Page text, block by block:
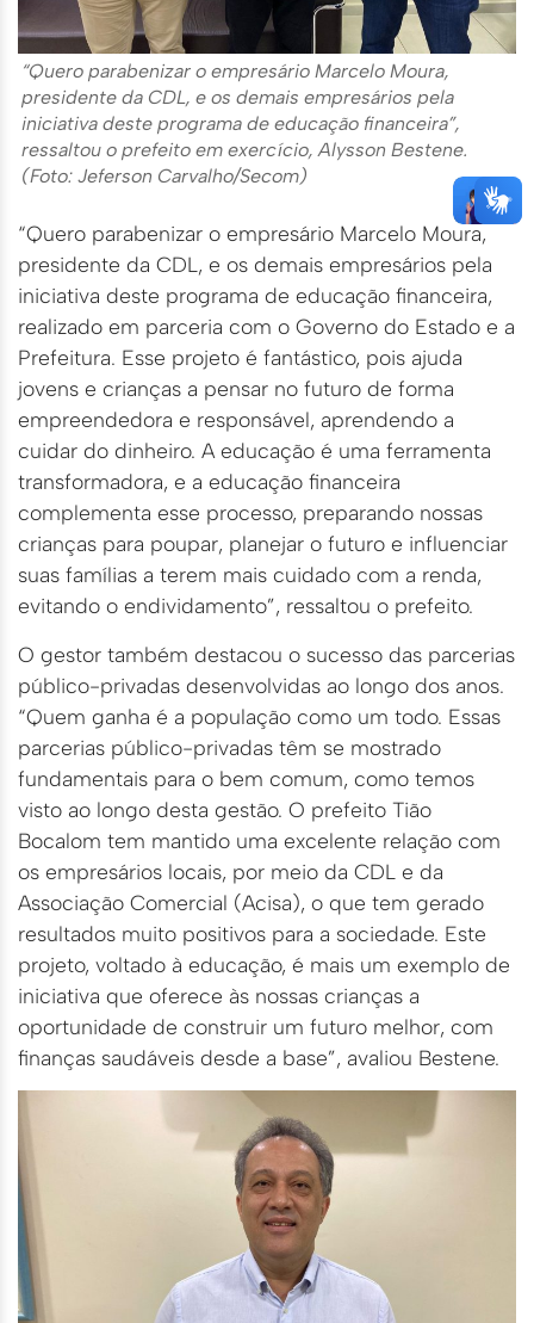
“Quero parabenizar o empresário Marcelo Moura,
presidente da CDL, e os demais empresários pela
iniciativa deste programa de educação financeira”,
ressaltou o prefeito em exercício, Alysson Bestene.
(Foto: Jeferson Carvalho/Secom)
“Quero parabenizar o empresário Marcelo Moura,
presidente da CDL, e os demais empresários pela
iniciativa deste programa de educação financeira,
realizado em parceria com o Governo do Estado e a
Prefeitura. Esse projeto é fantástico, pois ajuda
jovens e crianças a pensar no futuro de forma
empreendedora e responsável, aprendendo a
cuidar do dinheiro. A educação é uma ferramenta
transformadora, e a educação financeira
complementa esse processo, preparando nossas
crianças para poupar, planejar o futuro e influenciar
suas famílias a terem mais cuidado com a renda,
evitando o endividamento”, ressaltou o prefeito.
O gestor também destacou o sucesso das parcerias
público-privadas desenvolvidas ao longo dos anos.
“Quem ganha é a população como um todo. Essas
parcerias público-privadas têm se mostrado
fundamentais para o bem comum, como temos
visto ao longo desta gestão. O prefeito Tião
Bocalom tem mantido uma excelente relação com
os empresários locais, por meio da CDL e da
Associação Comercial (Acisa), o que tem gerado
resultados muito positivos para a sociedade. Este
projeto, voltado à educação, é mais um exemplo de
iniciativa que oferece às nossas crianças a
oportunidade de construir um futuro melhor, com
finanças saudáveis desde a base”, avaliou Bestene.